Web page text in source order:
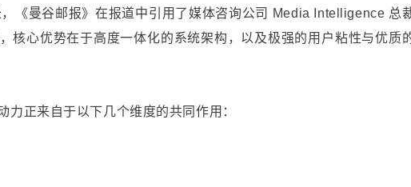
《曼谷邮报》在报道中引用了媒体咨询公司 Media Intelligence 总
核心优势在于高度一体化的系统架构，以及极强的用户粘性与优质
正来自于以下几个维度的共同作用：